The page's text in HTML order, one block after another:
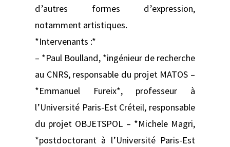
d’autres formes d’expression,
notamment artistiques.
*Intervenants :*
– *Paul Boulland, *ingénieur de recherche
au CNRS, responsable du projet MATOS –
*Emmanuel Fureix*, professeur à
l’Université Paris-Est Créteil, responsable
du projet OBJETSPOL – *Michele Magri,
*postdoctorant à l’Université Paris-Est